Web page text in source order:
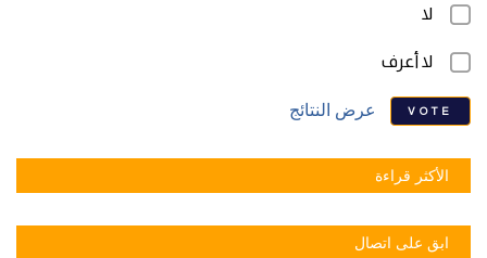
لا
لا أعرف
VOTE عرض النتائج
الأكثر قراءة
ابق على اتصال